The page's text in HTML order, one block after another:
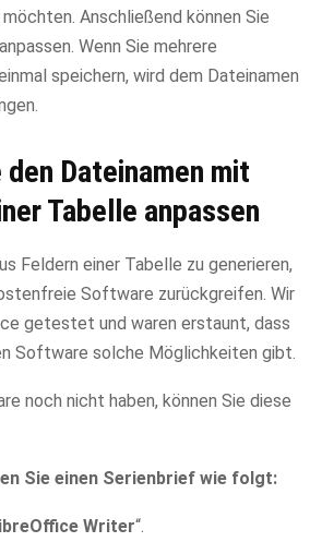
Anschließend können Sie
Wenn Sie mehrere
speichern, wird dem Dateinamen
den Dateinamen mit
Tabelle anpassen
Feldern einer Tabelle zu generieren,
Software zurückgreifen. Wir
getestet und waren erstaunt, dass
Software solche Möglichkeiten gibt.
noch nicht haben, können Sie diese
Sie einen Serienbrief wie folgt:
Writer“.